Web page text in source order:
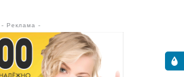
- Реклама -